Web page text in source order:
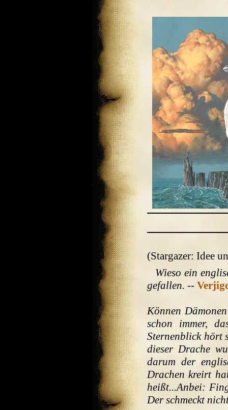
(Stargazer: Idee
Wieso ein
gefallen. --
Können
schon immer,
Sternenblick hört
dieser Drache
darum der
Drachen kreirt
heißt...Anbei:
Der schmeckt